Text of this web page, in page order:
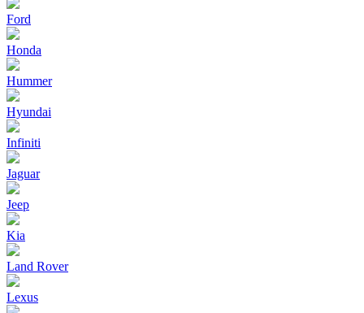
Ford
Honda
Hummer
Hyundai
Infiniti
Jaguar
Jeep
Kia
Land Rover
Lexus